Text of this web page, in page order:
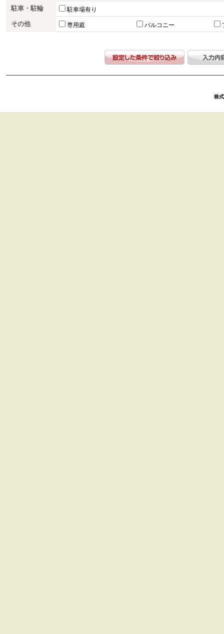
駐車・駐輪 駐車場有り
その他 専用庭 バルコニー
株